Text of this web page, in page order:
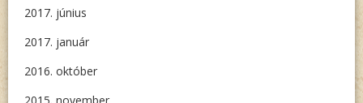
2017. június
2017. január
2016. október